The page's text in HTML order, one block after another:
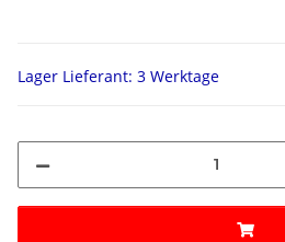
Lager Lieferant: 3 Werktage